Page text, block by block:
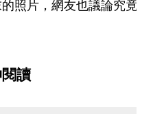
照片，網友也議論究竟
讀